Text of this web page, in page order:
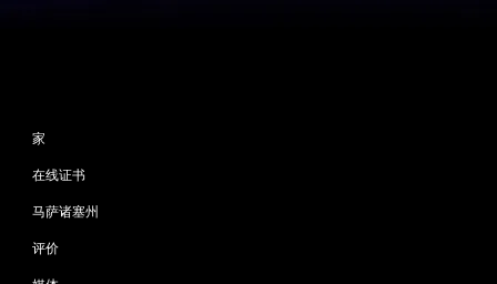
家
在线证书
马萨诸塞州
评价